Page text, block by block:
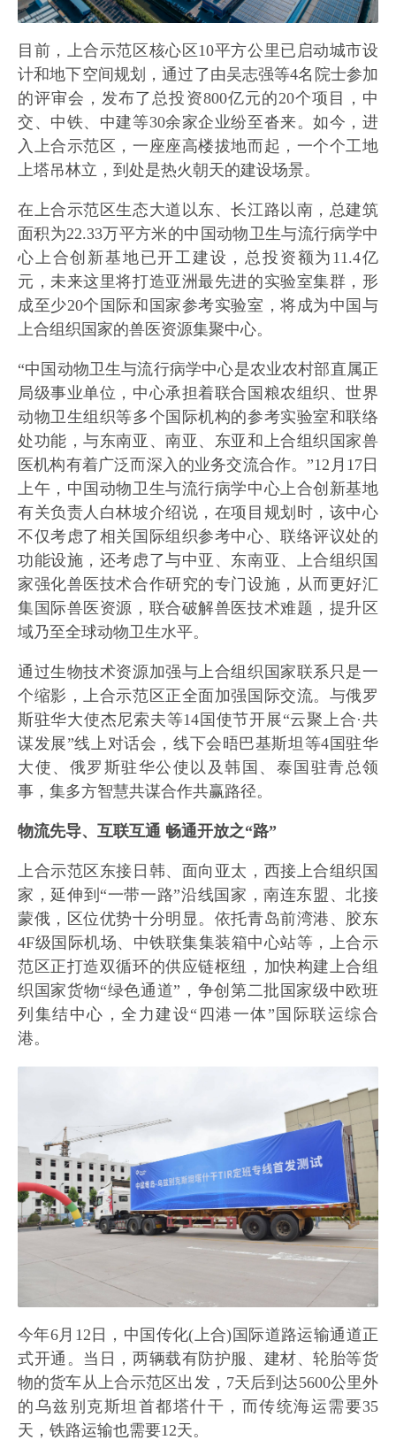
目前，上合示范区核心区10平方公里已启动城市设
计和地下空间规划，通过了由吴志强等4名院士参加
的评审会，发布了总投资800亿元的20个项目，中
交、中铁、中建等30余家企业纷至沓来。如今，进
入上合示范区，一座座高楼拔地而起，一个个工地
上塔吊林立，到处是热火朝天的建设场景。
在上合示范区生态大道以东、长江路以南，总建筑
面积为22.33万平方米的中国动物卫生与流行病学中
心上合创新基地已开工建设，总投资额为11.4亿
元，未来这里将打造亚洲最先进的实验室集群，形
成至少20个国际和国家参考实验室，将成为中国与
上合组织国家的兽医资源集聚中心。
“中国动物卫生与流行病学中心是农业农村部直属正
局级事业单位，中心承担着联合国粮农组织、世界
动物卫生组织等多个国际机构的参考实验室和联络
处功能，与东南亚、南亚、东亚和上合组织国家兽
医机构有着广泛而深入的业务交流合作。”12月17日
上午，中国动物卫生与流行病学中心上合创新基地
有关负责人白林坡介绍说，在项目规划时，该中心
不仅考虑了相关国际组织参考中心、联络评议处的
功能设施，还考虑了与中亚、东南亚、上合组织国
家强化兽医技术合作研究的专门设施，从而更好汇
集国际兽医资源，联合破解兽医技术难题，提升区
域乃至全球动物卫生水平。
通过生物技术资源加强与上合组织国家联系只是一
个缩影，上合示范区正全面加强国际交流。与俄罗
斯驻华大使杰尼索夫等14国使节开展“云聚上合·共
谋发展”线上对话会，线下会晤巴基斯坦等4国驻华
大使、俄罗斯驻华公使以及韩国、泰国驻青总领
事，集多方智慧共谋合作共赢路径。
物流先导、互联互通 畅通开放之“路”
上合示范区东接日韩、面向亚太，西接上合组织国
家，延伸到“一带一路”沿线国家，南连东盟、北接
蒙俄，区位优势十分明显。依托青岛前湾港、胶东
4F级国际机场、中铁联集集装箱中心站等，上合示
范区正打造双循环的供应链枢纽，加快构建上合组
织国家货物“绿色通道”，争创第二批国家级中欧班
列集结中心，全力建设“四港一体”国际联运综合
港。
今年6月12日，中国传化(上合)国际道路运输通道正
式开通。当日，两辆载有防护服、建材、轮胎等货
物的货车从上合示范区出发，7天后到达5600公里外
的乌兹别克斯坦首都塔什干，而传统海运需要35
天，铁路运输也需要12天。